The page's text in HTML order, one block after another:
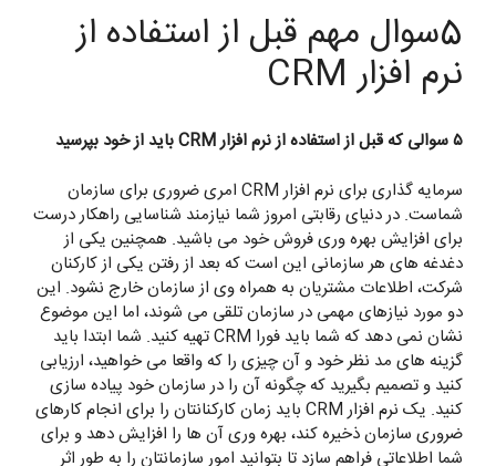
5سوال مهم قبل از استفاده از
نرم افزار CRM
۵ سوالی که قبل از استفاده از نرم افزار CRM باید از خود بپرسید
سرمایه گذاری برای نرم افزار CRM امری ضروری برای سازمان
شماست. در دنیای رقابتی امروز شما نیازمند شناسایی راهکار درست
برای افزایش بهره وری فروش خود می باشید. همچنین یکی از
دغدغه های هر سازمانی این است که بعد از رفتن یکی از کارکنان
شرکت، اطلاعات مشتریان به همراه وی از سازمان خارج نشود. این
دو مورد نیازهای مهمی در سازمان تلقی می شوند، اما این موضوع
نشان نمی دهد که شما باید فورا CRM تهیه کنید. شما ابتدا باید
گزینه های مد نظر خود و آن چیزی را که واقعا می خواهید، ارزیابی
کنید و تصمیم بگیرید که چگونه آن را در سازمان خود پیاده سازی
کنید. یک نرم افزار CRM باید زمان کارکنانتان را برای انجام کارهای
ضروری سازمان ذخیره کند، بهره وری آن ها را افزایش دهد و برای
شما اطلاعاتی فراهم سازد تا بتوانید امور سازمانتان را به طور اثر